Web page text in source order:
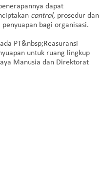
dapat
control, prosedur dan
bagi organisasi.
PT&nbsp;Reasuransi
untuk ruang lingkup
Manusia dan Direktorat